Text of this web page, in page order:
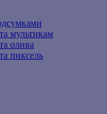
мультикам
олива
пиксель